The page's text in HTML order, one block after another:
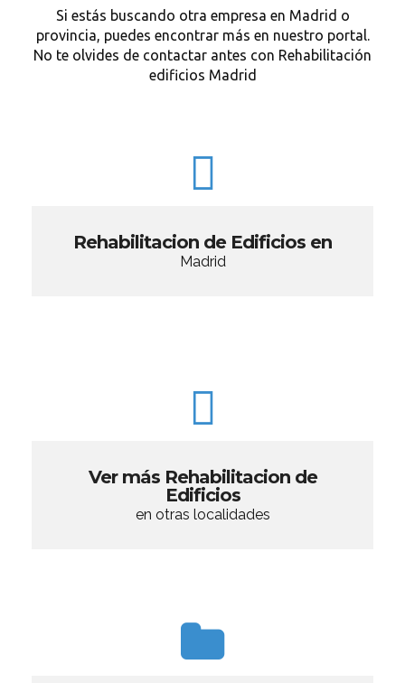
Si estás buscando otra empresa en Madrid o
provincia, puedes encontrar más en nuestro portal.
No te olvides de contactar antes con Rehabilitación
edificios Madrid
Rehabilitacion de Edificios en
Madrid
Ver más Rehabilitacion de
Edificios
en otras localidades